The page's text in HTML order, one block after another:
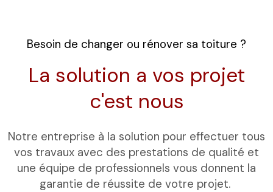
Besoin de changer ou rénover sa toiture ?
La solution a vos projet
c'est nous
Notre entreprise à la solution pour effectuer tous
vos travaux avec des prestations de qualité et
une équipe de professionnels vous donnent la
garantie de réussite de votre projet.